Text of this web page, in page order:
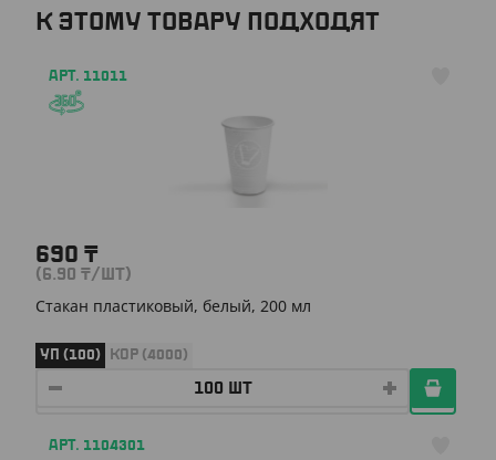
К ЭТОМУ ТОВАРУ ПОДХОДЯТ
АРТ. 11011
690 ₸
(6.90 ₸/ШТ)
Стакан пластиковый, белый, 200 мл
УП (100) КОР (4000)
АРТ. 1104301